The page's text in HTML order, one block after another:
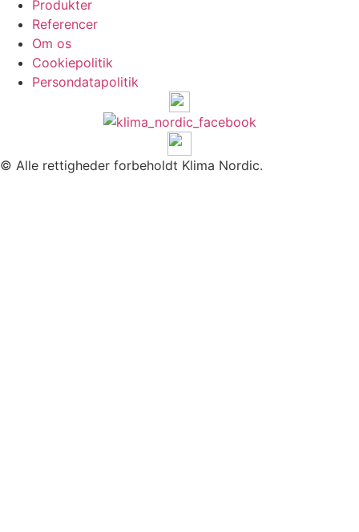
Produkter
Referencer
Om os
Cookiepolitik
Persondatapolitik
© Alle rettigheder forbeholdt Klima Nordic.